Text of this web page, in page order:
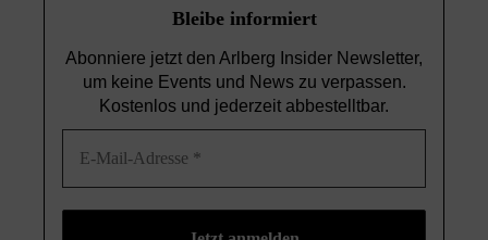
Bleibe informiert
Abonniere jetzt den Arlberg Insider Newsletter,
um keine Events und Newszu verpassen.
Kostenlos und jederzeit abbestelltbar.